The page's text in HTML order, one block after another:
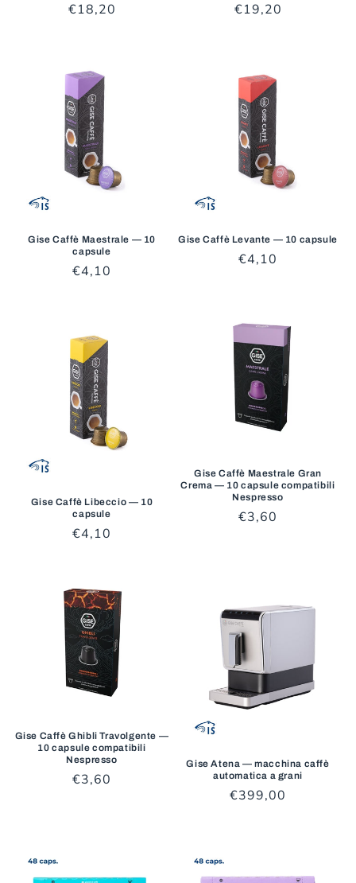
Prezzo
€18,20
Prezzo
€19,20
Gise Caffè Maestrale — 10
capsule
Prezzo
€4,10
Gise Caffè Levante — 10 capsule
Prezzo
€4,10
Gise Caffè Libeccio — 10
capsule
Prezzo
€4,10
Gise Caffè Maestrale Gran
Crema — 10 capsule compatibili
Nespresso
Prezzo
€3,60
Gise Caffè Ghibli Travolgente —
10 capsule compatibili
Nespresso
Prezzo
€3,60
Gise Atena — macchina caffè
automatica a grani
Prezzo
€399,00